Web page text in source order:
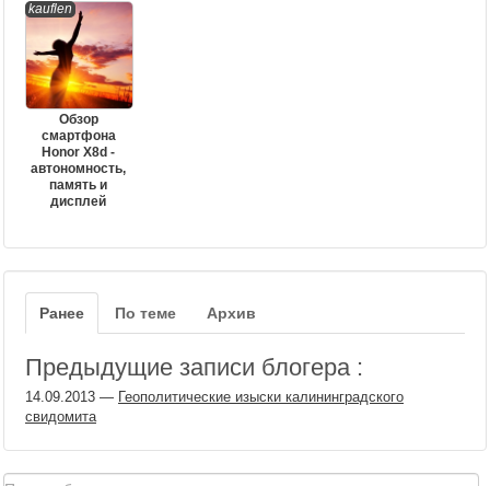
kauflen
Обзор
смартфона
Honor X8d -
автономность,
память и
дисплей
Ранее По теме Архив
Предыдущие записи блогера :
14.09.2013 — Геополитические изыски калининградского
свидомита